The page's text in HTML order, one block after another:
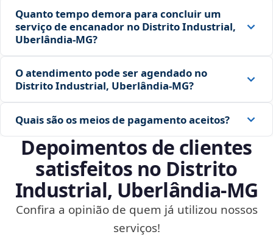
Quanto tempo demora para concluir um
serviço de encanador no Distrito Industrial,
Uberlândia‑MG?
O atendimento pode ser agendado no
Distrito Industrial, Uberlândia‑MG?
Quais são os meios de pagamento aceitos?
Depoimentos de clientes
satisfeitos no Distrito
Industrial, Uberlândia‑MG
Confira a opinião de quem já utilizou nossos
serviços!